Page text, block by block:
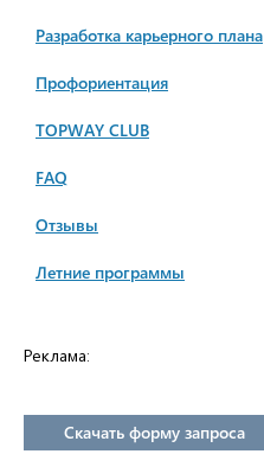
Разработка карьерного плана
Профориентация
TOPWAY CLUB
FAQ
Отзывы
Летние программы
Реклама:
Скачать форму запроса